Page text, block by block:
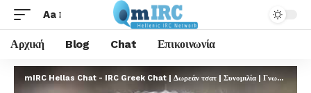
Aa
Αρχική Blog Chat Επικοινωνία
mIRC Hellas Chat - IRC Greek Chat | Δωρεάν τσατ | Συνομιλία | Γνωριμίες | FREE